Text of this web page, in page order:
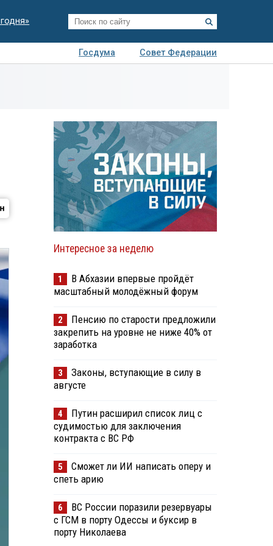
Госдума
Совет Федерации
Интересное за неделю
1
В Абхазии впервые пройдёт
масштабный молодёжный форум
2
Пенсию по старости предложили
закрепить на уровне не ниже 40% от
заработка
3
Законы, вступающие в силу в
августе
4
Путин расширил список лиц с
судимостью для заключения
контракта с ВС РФ
5
Сможет ли ИИ написать оперу и
спеть арию
6
ВС России поразили резервуары
с ГСМ в порту Одессы и буксир в
порту Николаева